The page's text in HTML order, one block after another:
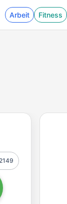
Arbeit Fitness